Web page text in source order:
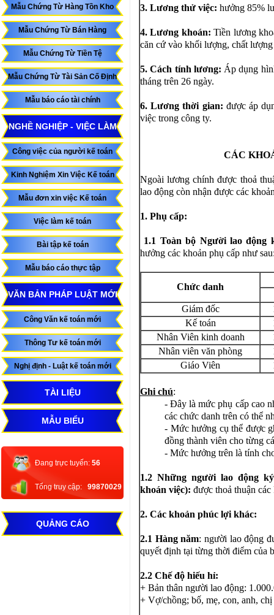
Mẫu Chứng Từ Hàng Tồn Kho
Mẫu Chứng Từ Bán Hàng
Mẫu Chứng Từ Tiền Tệ
Mẫu Chứng Từ Tài Sản Cố Định
Mẫu báo cáo tài chính
NGHỀ NGHIỆP - VIỆC LÀM
Công việc của người kế toán
Kinh Nghiệm Xin Việc Kế toán
Mẫu đơn xin việc Kế toán
Việc làm kế toán
Bài tập kế toán
Mẫu báo cáo thực tập
VĂN BẢN PHÁP LUẬT MỚI
Công Văn kế toán mới
Thông Tư kế toán mới
Nghị định - Luật kế toán mới
TÀI LIỆU
MẪU BIỂU
Đang trực tuyến: 56
Tổng truy cập: 99870029
QUẢNG CÁO
3. Lương thử việc: hưởng 85%
4. Lương khoán: Tiền lương
căn cứ vào khối lượng, chất
5. Cách tính lương: Áp dụng
tháng trên 26 ngày.
6. Lương thời gian: được áp
việc trong công ty.
CÁC
Ngoài lương chính được thoả
lao động còn nhận được các
1. Phụ cấp:
1.1 Toàn bộ Người lao
hưởng các khoản phụ cấp như
Chức danh
Giám đốc
Kế toán
Nhân Viên kinh doanh
Nhân viên văn phòng
Giáo Viên
Ghi chú:
- Đây là mức phụ cấp cao
các chức danh trên có thể
- Mức hưởng cụ thể được
đồng thành viên cho từng
- Mức hưởng trên là tính
1.2 Những người lao động
khoán việc): được thoả thuận
2. Các khoản phúc lợi khác:
2.1 Hàng năm: người lao động
quyết định tại từng thời điểm của
2.2 Chế độ hiếu hỉ:
+ Bản thân người lao động:
+ Vợ/chồng; bố, mẹ, con, anh,